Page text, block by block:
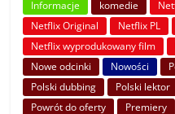
Informacje komedie
Netflix Original
Netflix PL
Netflix wyprodukowany film
Nowe odcinki
Nowości
Polski dubbing
Polski lektor
Powrót do oferty
Premiery